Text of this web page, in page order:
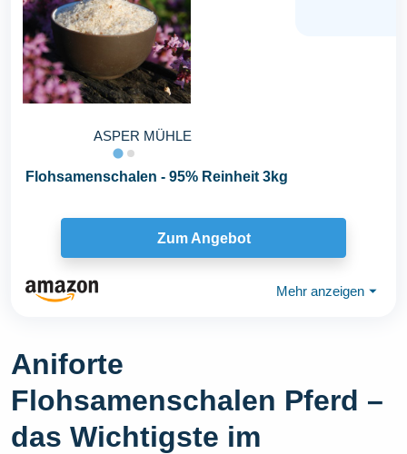
ASPER MÜHLE
Flohsamenschalen - 95% Reinheit 3kg
Zum Angebot
Mehr anzeigen ⏷
Aniforte
Flohsamenschalen Pferd –
das Wichtigste im